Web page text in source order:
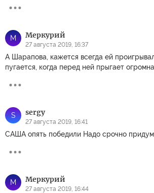
М Меркурий
27 августа 2019, 16:37
А Шарапова, кажется всегда ей
пугается, когда перед ней прыгает
S sergy
27 августа 2019, 16:41
САША опять победили Надо срочно
М Меркурий
27 августа 2019, 16:44